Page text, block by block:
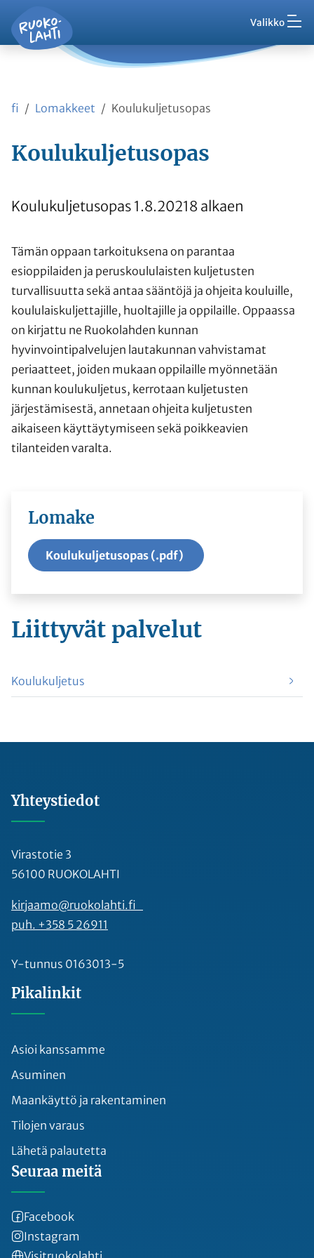
Siirry pääsisältöön Valikko
Ruokolahti - etusivu
Palaute
Asuminen ja ympäristö
Kasvatus ja koulutus
Harrasta ja viihdy
Kunta ja hallinto
Työ ja yrittäminen
Asioi kanssamme
fi Lomakkeet Koulukuljetusopas
Koulukuljetusopas
Koulukuljetusopas 1.8.20218 alkaen
Tämän oppaan tarkoituksena on parantaa
esioppilaiden ja peruskoululaisten kuljetusten
turvallisuutta sekä antaa sääntöjä ja ohjeita kouluille,
koululaiskuljettajille, huoltajille ja oppilaille. Oppaassa
on kirjattu ne Ruokolahden kunnan
hyvinvointipalvelujen lautakunnan vahvistamat
periaatteet, joiden mukaan oppilaille myönnetään
kunnan koulukuljetus, kerrotaan kuljetusten
järjestämisestä, annetaan ohjeita kuljetusten
aikaiseen käyttäytymiseen sekä poikkeavien
tilanteiden varalta.
Lomake
Koulukuljetusopas (.pdf)
Liittyvät palvelut
Koulukuljetus
Yhteystiedot
Virastotie 3
56100 RUOKOLAHTI
kirjaamo@ruokolahti.fi
puh. +358 5 26911
Y-tunnus 0163013-5
Pikalinkit
Asioi kanssamme
Asuminen
Maankäyttö ja rakentaminen
Tilojen varaus
Lähetä palautetta
Seuraa meitä
Facebook
Instagram